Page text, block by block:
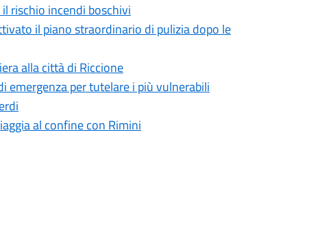
rischio incendi boschivi
il piano straordinario di pulizia dopo le
alla città di Riccione
emergenza per tutelare i più vulnerabili
al confine con Rimini